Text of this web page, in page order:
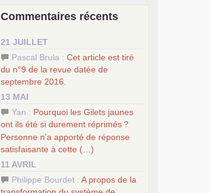
–contribution de jeunes
chantiers pour affirmer l’ambition
révolutionnaire duPCF
–un texte de Jean-Claude Delaunay
le marxisme est la science sociale de
communistes et ouvrier d’Europe
–lescinq chantiers pour contribuer
au débat sur le projet communiste
Commentaires récents
21 JUILLET
Pascal Brula : Cet article est tiré
du n°9 de la revue datée de
septembre 2016.
13 MAI
Yan : Pourquoi les Gilets jaunes
ont ils été si durement réprimés?
Personne n’a apporté de réponse
satisfaisante à cette (…)
11 AVRIL
Philippe Bourdet : A propos de la